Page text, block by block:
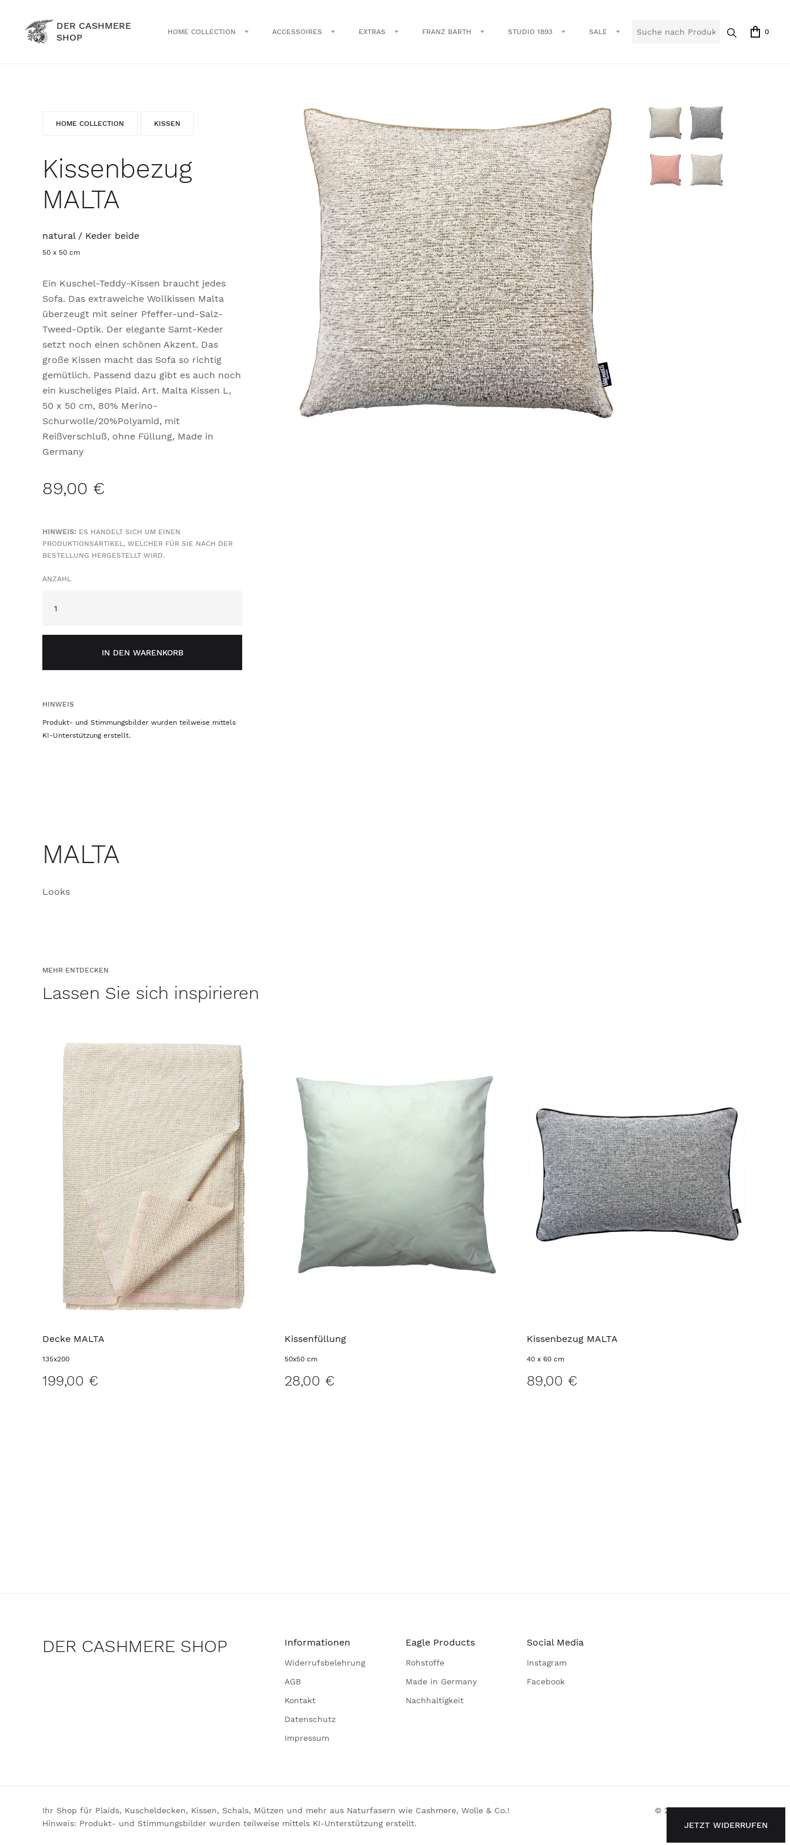
DER CASHMERE
SHOP
HOME COLLECTION ACCESSOIRES EXTRAS FRANZ BARTH STUDIO 1893 SALE 0
JETZT WIDERRUFEN
HOME COLLECTION KISSEN
Kissenbezug
MALTA
natural / Keder beide
50 x 50 cm
Ein Kuschel-Teddy-Kissen braucht jedes
Sofa. Das extraweiche Wollkissen Malta
überzeugt mit seiner Pfeffer-und-Salz-
Tweed-Optik. Der elegante Samt-Keder
setzt noch einen schönen Akzent. Das
große Kissen macht das Sofa so richtig
gemütlich. Passend dazu gibt es auch noch
ein kuscheliges Plaid. Art. Malta Kissen L,
50 x 50 cm, 80% Merino-
Schurwolle/20%Polyamid, mit
Reißverschluß, ohne Füllung, Made in
Germany
89,00 €
HINWEIS: ES HANDELT SICH UM EINEN
PRODUKTIONSARTIKEL, WELCHER FÜR SIE NACH DER
BESTELLUNG HERGESTELLT WIRD.
ANZAHL
IN DEN WARENKORB
HINWEIS
Produkt- und Stimmungsbilder wurden teilweise mittels
KI-Unterstützung erstellt.
MALTA
Looks
MEHR ENTDECKEN
Lassen Sie sich inspirieren
Decke MALTA
135x200
199,00 €
Kissenfüllung
50x50 cm
28,00 €
Kissenbezug MALTA
40 x 60 cm
89,00 €
DER CASHMERE SHOP Informationen
Widerrufsbelehrung
AGB
Kontakt
Datenschutz
Impressum
Eagle Products
Rohstoffe
Made in Germany
Nachhaltigkeit
Social Media
Instagram
Facebook
Ihr Shop für Plaids, Kuscheldecken, Kissen, Schals, Mützen und mehr aus Naturfasern wie Cashmere, Wolle & Co.!
Hinweis: Produkt- und Stimmungsbilder wurden teilweise mittels KI-Unterstützung erstellt.
© 2026 Eagle Products